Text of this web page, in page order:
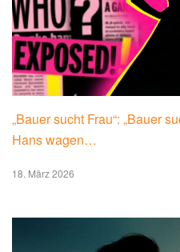
„Bauer sucht Frau“: „Bauer
Hans wagen…
18. März 2026